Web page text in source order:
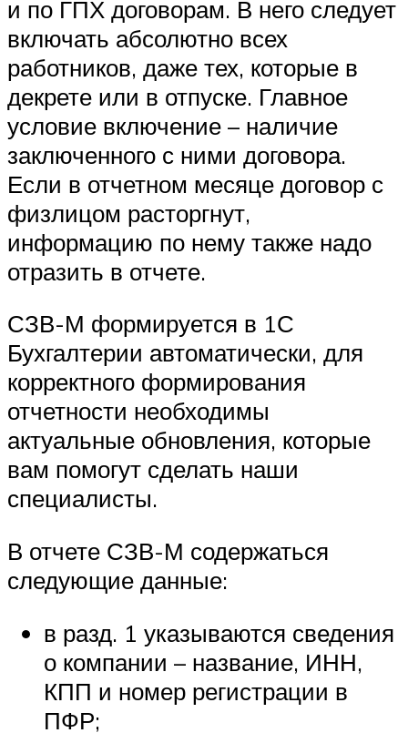
и по ГПХ договорам. В него следует
включать абсолютно всех
работников, даже тех, которые в
декрете или в отпуске. Главное
условие включение – наличие
заключенного с ними договора.
Если в отчетном месяце договор с
физлицом расторгнут,
информацию по нему также надо
отразить в отчете.
СЗВ-М формируется в 1С
Бухгалтерии автоматически, для
корректного формирования
отчетности необходимы
актуальные обновления, которые
вам помогут сделать наши
специалисты.
В отчете СЗВ-М содержаться
следующие данные:
в разд. 1 указываются сведения
о компании – название, ИНН,
КПП и номер регистрации в
ПФР;